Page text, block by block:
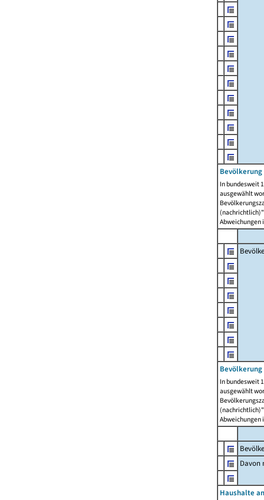
In bundesweit
ausgewählt
Abweichungen
In bundesweit
ausgewählt
Abweichungen
Davon
Haushalte